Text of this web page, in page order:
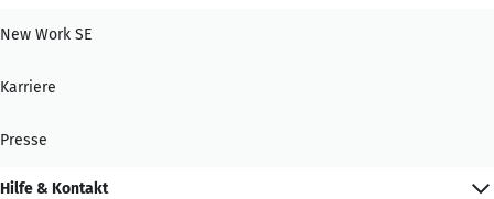
New Work SE
Karriere
Presse
Hilfe & Kontakt